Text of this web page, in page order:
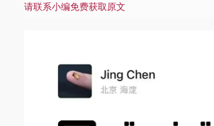
请联系小编免费获取原文